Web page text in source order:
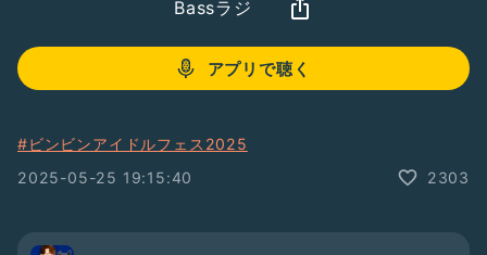
Bassラジ
アプリで聴く
#ビンビンアイドルフェス2025
2025-05-25 19:15:40
2303